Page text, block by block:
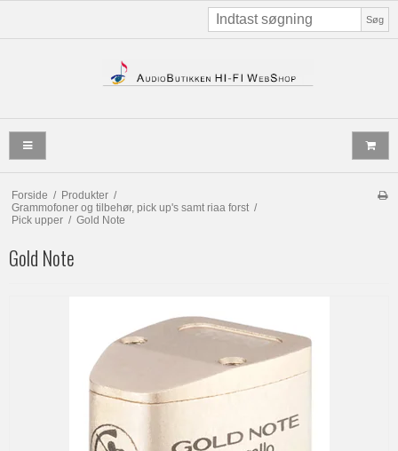
Søg
Forside / Produkter /
Grammofoner og tilbehør, pick up's samt riaa forst /
Pick upper / Gold Note
Gold Note